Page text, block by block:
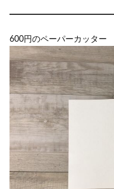
600円のペーパーカッター